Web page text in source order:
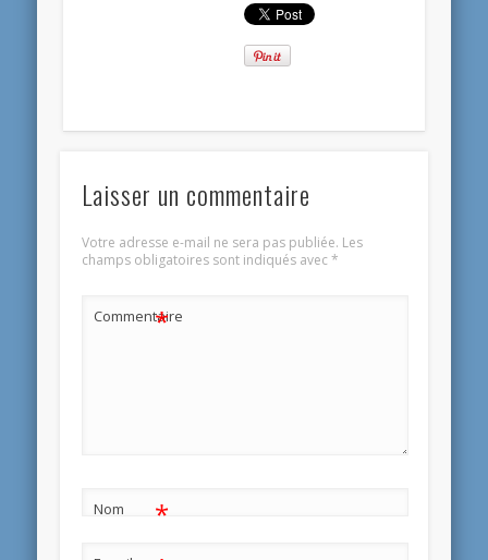
Laisser un commentaire
Votre adresse e-mail ne sera pas publiée. Les
champs obligatoires sont indiqués avec*
Commentaire
*
Nom *